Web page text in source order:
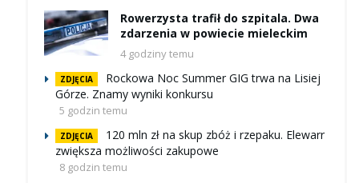
Rowerzysta trafił do szpitala. Dwa
zdarzenia w powiecie mieleckim
4 godziny temu
ZDJĘCIA
Rockowa Noc Summer GIG trwa na Lisiej
Górze. Znamy wyniki konkursu
5 godzin temu
ZDJĘCIA
120 mln zł na skup zbóż i rzepaku. Elewarr
zwiększa możliwości zakupowe
8 godzin temu